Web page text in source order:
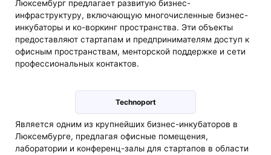
Люксембург предлагает развитую бизнес-
инфраструктуру, включающую многочисленные бизнес-
инкубаторы и ко-воркинг пространства. Эти объекты
предоставляют стартапам и предпринимателям доступ к
офисным пространствам, менторской поддержке и сети
профессиональных контактов.
Technoport
Является одним из крупнейших бизнес-инкубаторов в
Люксембурге, предлагая офисные помещения,
лаборатории и конференц-залы для стартапов в области